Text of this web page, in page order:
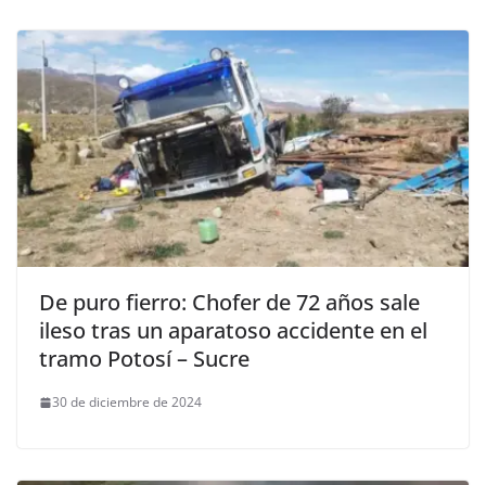
De puro fierro: Chofer de 72 años sale
ileso tras un aparatoso accidente en el
tramo Potosí – Sucre
30 de diciembre de 2024